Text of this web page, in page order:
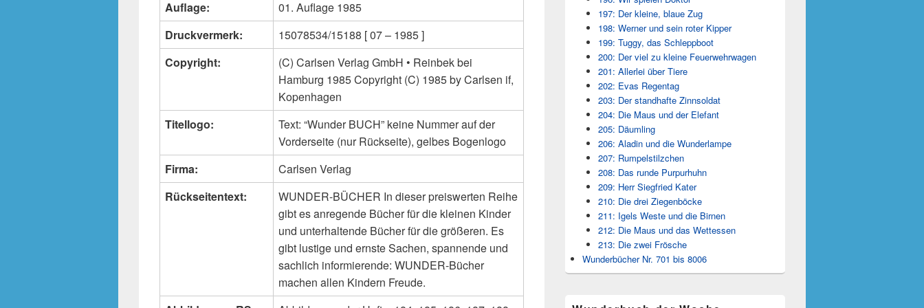
Auflage:
01. Auflage 1985
Druckvermerk:
15078534/15188 [ 07 – 1985 ]
Copyright:
(C) Carlsen Verlag GmbH • Reinbek bei
Hamburg 1985 Copyright (C) 1985 by Carlsen if,
Kopenhagen
Titellogo:
Text: “Wunder BUCH” keine Nummer auf der
Vorderseite (nur Rückseite), gelbes Bogenlogo
Firma:
Carlsen Verlag
Rückseitentext:
WUNDER-BÜCHER In dieser preiswerten Reihe
gibt es anregende Bücher für die kleinen Kinder
und unterhaltende Bücher für die größeren. Es
gibt lustige und ernste Sachen, spannende und
sachlich informierende: WUNDER-Bücher
machen allen Kindern Freude.
197: Der kleine, blaue Zug
198: Werner und sein roter Kipper
199: Tuggy, das Schleppboot
200: Der viel zu kleine Feuerwehrwagen
201: Allerlei über Tiere
202: Evas Regentag
203: Der standhafte Zinnsoldat
204: Die Maus und der Elefant
205: Däumling
206: Aladin und die Wunderlampe
207: Rumpelstilzchen
208: Das runde Purpurhuhn
209: Herr Siegfried Kater
210: Die drei Ziegenböcke
211: Igels Weste und die Birnen
212: Die Maus und das Wettessen
213: Die zwei Frösche
Wunderbücher Nr. 701 bis 8006